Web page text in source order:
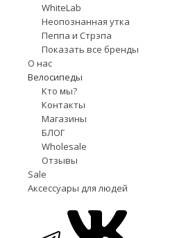
WhiteLab
Неопознанная утка
Пеппа и Стрэпа
Показать все бренды
О нас
Велосипеды
Кто мы?
Контакты
Магазины
БЛОГ
Wholesale
Отзывы
Sale
Аксессуары для людей